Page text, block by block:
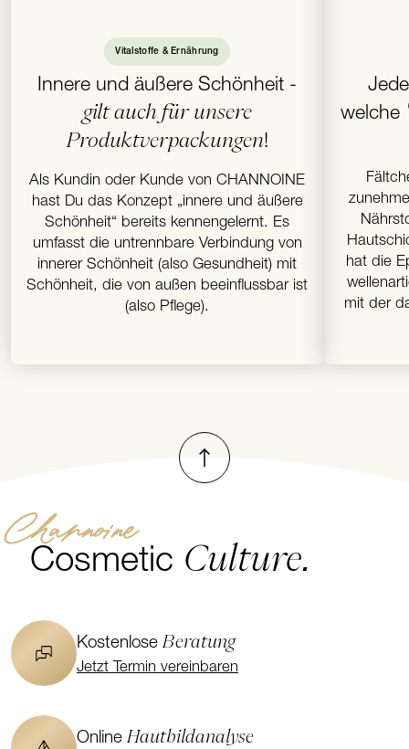
Vitalstoffe & Ernährung
Innere und äußere Schönheit -
gilt auch für unsere
Produktverpackungen!
Als Kundin oder Kunde von CHANNOINE
hast Du das Konzept „innere und äußere
Schönheit“ bereits kennengelernt. Es
umfasst die untrennbare Verbindung von
innerer Schönheit (also Gesundheit) mit
Schönheit, die von außen beeinflussbar ist
(also Pflege).
welche
hat die
mit der
Nach oben
Channoine
Cosmetic Culture.
KostenloseBeratung
Jetzt Termin vereinbaren
OnlineHautbildanalyse